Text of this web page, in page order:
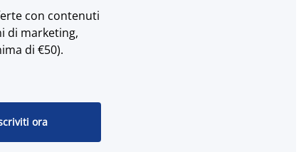
con contenuti
di marketing,
di €50).
ora